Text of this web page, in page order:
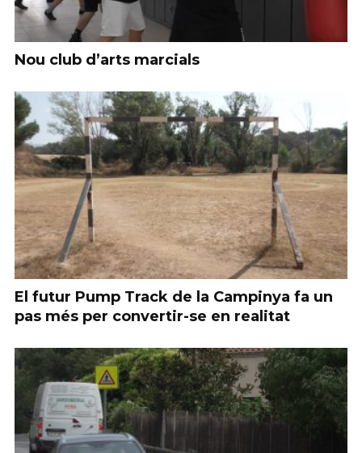
Nou club d’arts marcials
El futur Pump Track de la Campinya fa un
pas més per convertir-se en realitat